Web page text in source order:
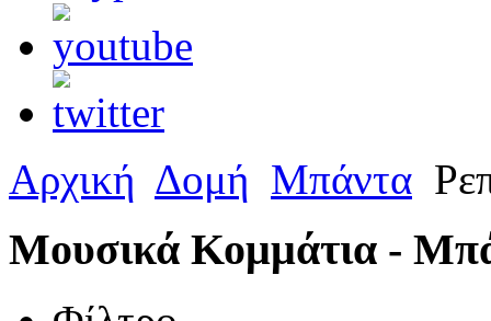
Αρχική Δομή Μπάντα
Μουσικά Κομμάτια -